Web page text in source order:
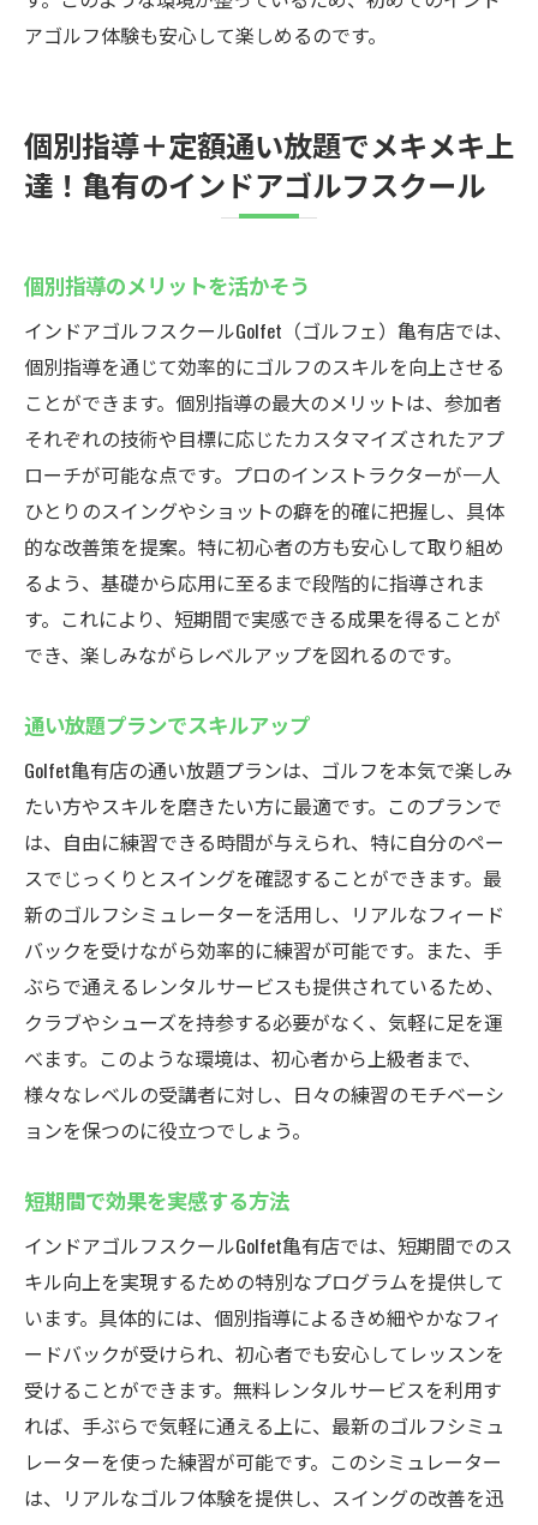
アゴルフ体験も安心して楽しめるのです。
個別指導＋定額通い放題でメキメキ上
達！亀有のインドアゴルフスクール
個別指導のメリットを活かそう
インドアゴルフスクールGolfet（ゴルフェ）亀有店では、
個別指導を通じて効率的にゴルフのスキルを向上させる
ことができます。個別指導の最大のメリットは、参加者
それぞれの技術や目標に応じたカスタマイズされたアプ
ローチが可能な点です。プロのインストラクターが一人
ひとりのスイングやショットの癖を的確に把握し、具体
的な改善策を提案。特に初心者の方も安心して取り組め
るよう、基礎から応用に至るまで段階的に指導されま
す。これにより、短期間で実感できる成果を得ることが
でき、楽しみながらレベルアップを図れるのです。
通い放題プランでスキルアップ
Golfet亀有店の通い放題プランは、ゴルフを本気で楽しみ
たい方やスキルを磨きたい方に最適です。このプランで
は、自由に練習できる時間が与えられ、特に自分のペー
スでじっくりとスイングを確認することができます。最
新のゴルフシミュレーターを活用し、リアルなフィード
バックを受けながら効率的に練習が可能です。また、手
ぶらで通えるレンタルサービスも提供されているため、
クラブやシューズを持参する必要がなく、気軽に足を運
べます。このような環境は、初心者から上級者まで、
様々なレベルの受講者に対し、日々の練習のモチベーシ
ョンを保つのに役立つでしょう。
短期間で効果を実感する方法
インドアゴルフスクールGolfet亀有店では、短期間でのス
キル向上を実現するための特別なプログラムを提供して
います。具体的には、個別指導によるきめ細やかなフィ
ードバックが受けられ、初心者でも安心してレッスンを
受けることができます。無料レンタルサービスを利用す
れば、手ぶらで気軽に通える上に、最新のゴルフシミュ
レーターを使った練習が可能です。このシミュレーター
は、リアルなゴルフ体験を提供し、スイングの改善を迅